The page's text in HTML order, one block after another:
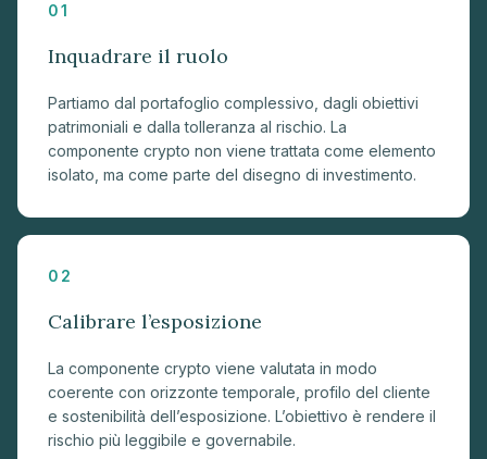
01
Inquadrare il ruolo
Partiamo dal portafoglio complessivo, dagli obiettivi
patrimoniali e dalla tolleranza al rischio. La
componente crypto non viene trattata come elemento
isolato, ma come parte del disegno di investimento.
02
Calibrare l’esposizione
La componente crypto viene valutata in modo
coerente con orizzonte temporale, profilo del cliente
e sostenibilità dell’esposizione. L’obiettivo è rendere il
rischio più leggibile e governabile.